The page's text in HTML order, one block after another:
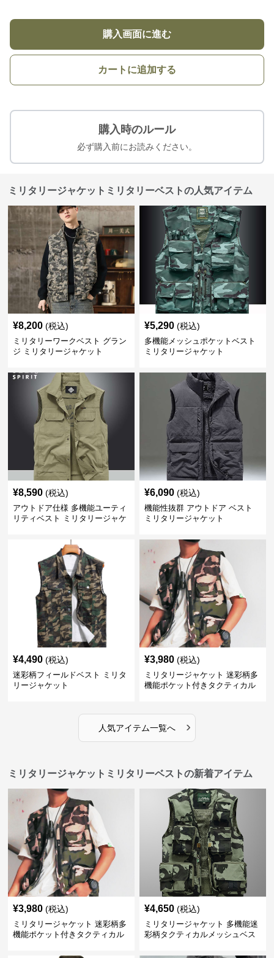
購入画面に進む
カートに追加する
購入時のルール
必ず購入前にお読みください。
ミリタリージャケットミリタリーベストの人気アイテム
¥8,200 (税込)
ミリタリーワークベスト グラン
ジ ミリタリージャケット
¥5,290 (税込)
多機能メッシュポケットベスト
ミリタリージャケット
¥8,590 (税込)
アウトドア仕様 多機能ユーティ
リティベスト ミリタリージャケ
¥6,090 (税込)
機能性抜群 アウトドア ベスト
ミリタリージャケット
¥4,490 (税込)
迷彩柄フィールドベスト ミリタ
リージャケット
¥3,980 (税込)
ミリタリージャケット 迷彩柄多
機能ポケット付きタクティカル
人気アイテム一覧へ ›
ミリタリージャケットミリタリーベストの新着アイテム
¥3,980 (税込)
ミリタリージャケット 迷彩柄多
機能ポケット付きタクティカル
¥4,650 (税込)
ミリタリージャケット 多機能迷
彩柄タクティカルメッシュベス